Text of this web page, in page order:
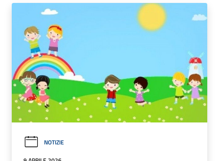
NOTIZIE